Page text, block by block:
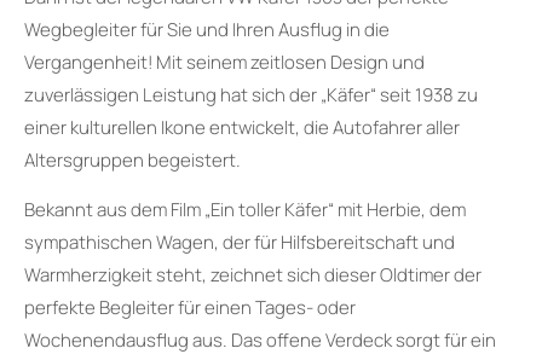
Wegbegleiter für Sie und Ihren Ausflug in die
Vergangenheit! Mit seinem zeitlosen Design und
zuverlässigen Leistung hat sich der „Käfer“ seit 1938 zu
einer kulturellen Ikone entwickelt, die Autofahrer aller
Altersgruppen begeistert.
Bekannt aus dem Film „Ein toller Käfer“ mit Herbie, dem
sympathischen Wagen, der für Hilfsbereitschaft und
Warmherzigkeit steht, zeichnet sich dieser Oldtimer der
perfekte Begleiter für einen Tages- oder
Wochenendausflug aus. Das offene Verdeck sorgt für ein